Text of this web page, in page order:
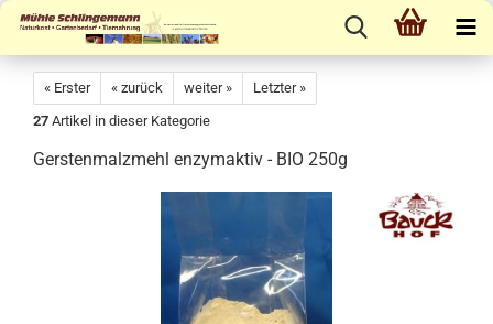
« Erster « zurück weiter »
Letzter »
27 Artikel in dieser Kategorie
Gerstenmalzmehl enzymaktiv - BIO 250g